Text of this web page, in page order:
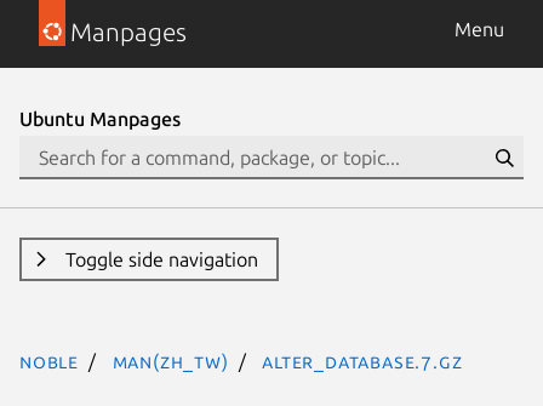
Manpages Menu
Ubuntu Manpages
Toggle side navigation
noble man(zh_TW) alter_database.7.gz